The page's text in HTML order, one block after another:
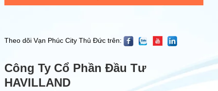
Theo dõi Vạn Phúc City Thủ Đức trên:
Công Ty Cổ Phần Đầu Tư
HAVILLAND